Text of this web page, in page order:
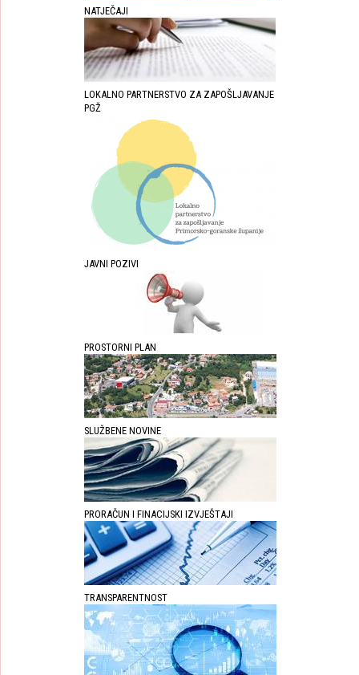
NATJEČAJI
LOKALNO PARTNERSTVO ZA ZAPOŠLJAVANJE
PGŽ
JAVNI POZIVI
PROSTORNI PLAN
SLUŽBENE NOVINE
PRORAČUN I FINACIJSKI IZVJEŠTAJI
TRANSPARENTNOST